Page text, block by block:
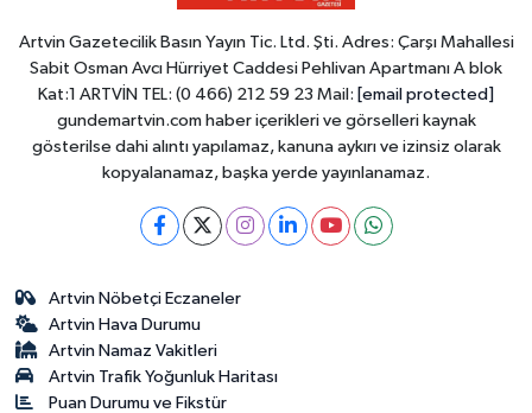
Artvin Gazetecilik Basın Yayın Tic. Ltd. Şti. Adres: Çarşı Mahallesi
Sabit Osman Avcı Hürriyet Caddesi Pehlivan Apartmanı A blok
Kat:1 ARTVİN TEL: (0 466) 212 59 23 Mail: [email protected]
gundemartvin.com haber içerikleri ve görselleri kaynak
gösterilse dahi alıntı yapılamaz, kanuna aykırı ve izinsiz olarak
kopyalanamaz, başka yerde yayınlanamaz.
Artvin Nöbetçi Eczaneler
Artvin Hava Durumu
Artvin Namaz Vakitleri
Artvin Trafik Yoğunluk Haritası
Puan Durumu ve Fikstür